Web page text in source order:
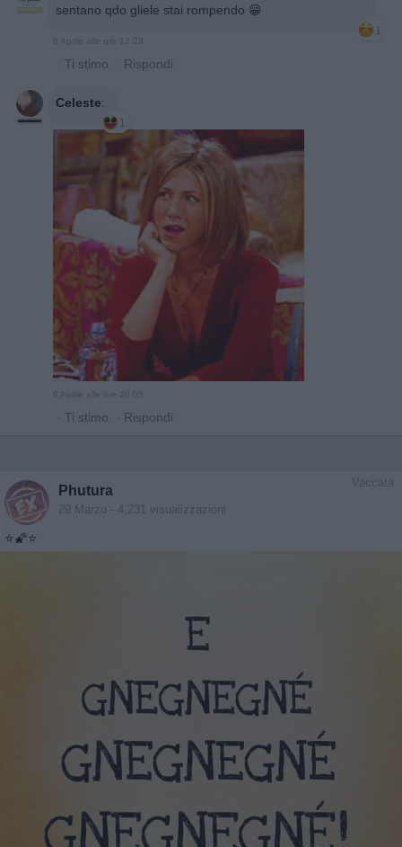
sentano qdo gliele stai rompendo 😁
1
6 Aprile alle ore 12:23
· Ti stimo · Rispondi
Celeste:
1
6 Aprile alle ore 20:05
· Ti stimo · Rispondi
Vaccata
Phutura
29 Marzo - 4.231 visualizzazioni
⭐️🌠⭐️